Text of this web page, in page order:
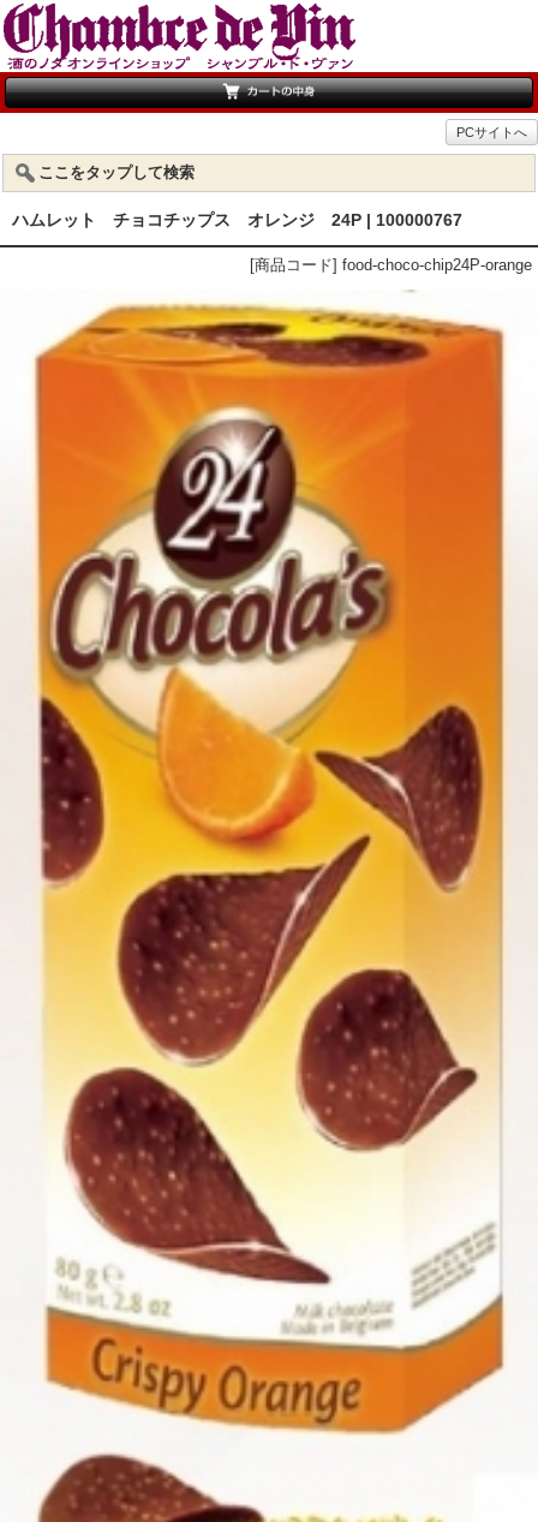
PCサイトへ
ここをタップして検索
ハムレット チョコチップス オレンジ 24P | 100000767
[商品コード] food-choco-chip24P-orange